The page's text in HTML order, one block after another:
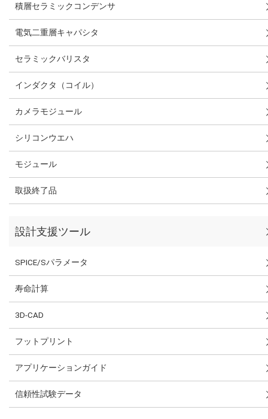
積層セラミックコンデンサ
電気二重層キャパシタ
セラミックバリスタ
インダクタ（コイル）
カメラモジュール
シリコンウエハ
モジュール
取扱終了品
設計支援ツール
SPICE/Sパラメータ
寿命計算
3D-CAD
フットプリント
アプリケーションガイド
信頼性試験データ